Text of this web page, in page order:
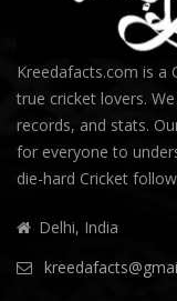
Kreedafacts.com is
true cricket lovers.
records, and stats.
for everyone to
die-hard Cricket
Delhi, India